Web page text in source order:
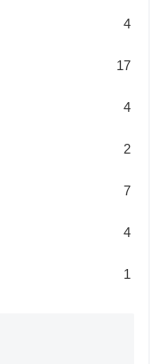
4
17
4
2
7
4
1